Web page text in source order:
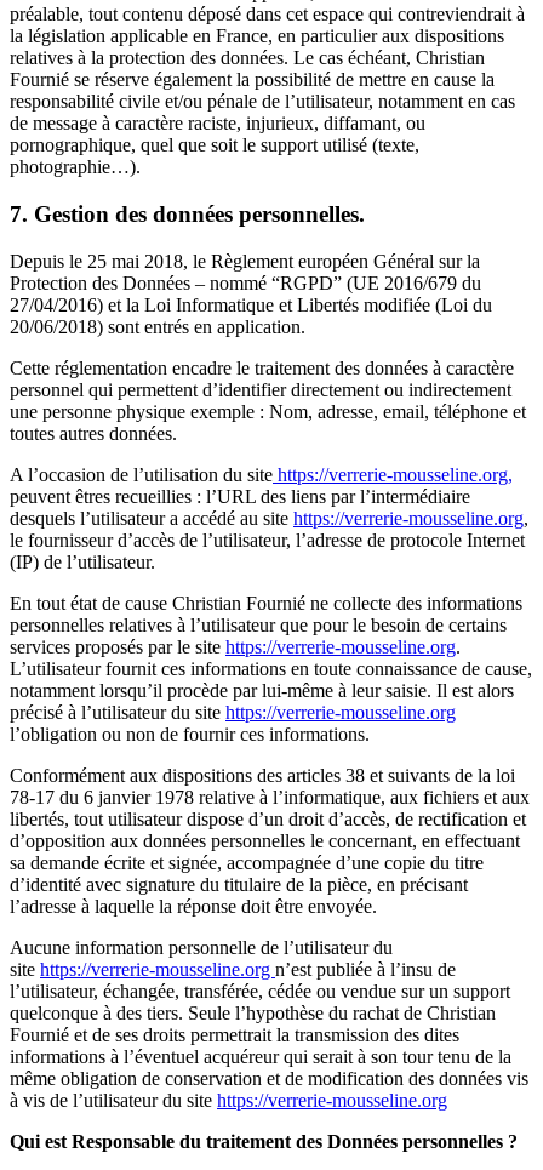
préalable, tout contenu déposé dans cet espace qui contreviendrait à
la législation applicable en France, en particulier aux dispositions
relatives à la protection des données. Le cas échéant, Christian
Fournié se réserve également la possibilité de mettre en cause la
responsabilité civile et/ou pénale de l’utilisateur, notamment en cas
de message à caractère raciste, injurieux, diffamant, ou
pornographique, quel que soit le support utilisé (texte,
photographie…).
7. Gestion des données personnelles.
Depuis le 25 mai 2018, le Règlement européen Général sur la
Protection des Données – nommé “RGPD” (UE 2016/679 du
27/04/2016) et la Loi Informatique et Libertés modifiée (Loi du
20/06/2018) sont entrés en application.
Cette réglementation encadre le traitement des données à caractère
personnel qui permettent d’identifier directement ou indirectement
une personne physique exemple : Nom, adresse, email, téléphone et
toutes autres données.
A l’occasion de l’utilisation du site https://verrerie-mousseline.org,
peuvent êtres recueillies : l’URL des liens par l’intermédiaire
desquels l’utilisateur a accédé au site https://verrerie-mousseline.org,
le fournisseur d’accès de l’utilisateur, l’adresse de protocole Internet
(IP) de l’utilisateur.
En tout état de cause Christian Fournié ne collecte des informations
personnelles relatives à l’utilisateur que pour le besoin de certains
services proposés par le site https://verrerie-mousseline.org.
L’utilisateur fournit ces informations en toute connaissance de cause,
notamment lorsqu’il procède par lui-même à leur saisie. Il est alors
précisé à l’utilisateur du site https://verrerie-mousseline.org
l’obligation ou non de fournir ces informations.
Conformément aux dispositions des articles 38 et suivants de la loi
78-17 du 6 janvier 1978 relative à l’informatique, aux fichiers et aux
libertés, tout utilisateur dispose d’un droit d’accès, de rectification et
d’opposition aux données personnelles le concernant, en effectuant
sa demande écrite et signée, accompagnée d’une copie du titre
d’identité avec signature du titulaire de la pièce, en précisant
l’adresse à laquelle la réponse doit être envoyée.
Aucune information personnelle de l’utilisateur du
site https://verrerie-mousseline.org n’est publiée à l’insu de
l’utilisateur, échangée, transférée, cédée ou vendue sur un support
quelconque à des tiers. Seule l’hypothèse du rachat de Christian
Fournié et de ses droits permettrait la transmission des dites
informations à l’éventuel acquéreur qui serait à son tour tenu de la
même obligation de conservation et de modification des données vis
à vis de l’utilisateur du site https://verrerie-mousseline.org
Qui est Responsable du traitement des Données personnelles ?